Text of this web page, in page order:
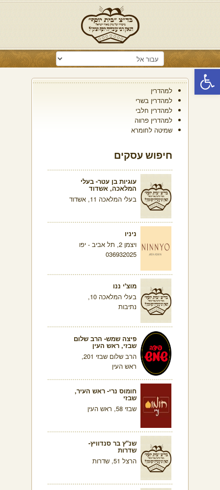
פתח סרגל נגישות
למהדרין
למהדרין בשרי
למהדרין חלבי
למהדרין פרווה
שמיטה לחומרא
חיפוש עסקים
עוגיות בן עטר- בעלי
המלאכה, אשדוד
בעלי המלאכה 11, אשדוד
ניניו
ויצמן 2, תל אביב - יפו
036932025
מוצ'י ננו
בעלי המלאכה 10,
נתיבות
פיצה שמש- הרב שלום
שבזי, ראש העין
הרב שלום שבזי 201,
ראש העין
חומוס נרי- ראש העיר,
שבזי
שבזי 58, ראש העין
שנ"ץ בר סנדוויץ-
שדרות
הרצל 51, שדרות